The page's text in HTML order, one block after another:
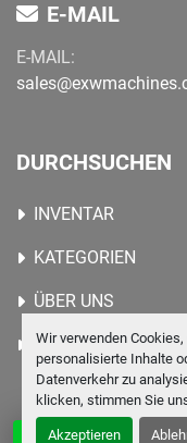
Wir verwenden
personalisierte Inhalte
Datenverkehr zu
klicken, stimmen Sie
Akzeptieren
E-MAIL
E-MAIL:
DURCHSUCHEN
INVENTAR
KATEGORIEN
ÜBER UNS
KONTAKTIEREN